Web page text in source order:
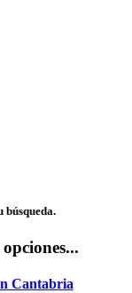
búsqueda.
Cantabria